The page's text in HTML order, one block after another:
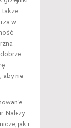
także
w
aby nie
Należy
jak i